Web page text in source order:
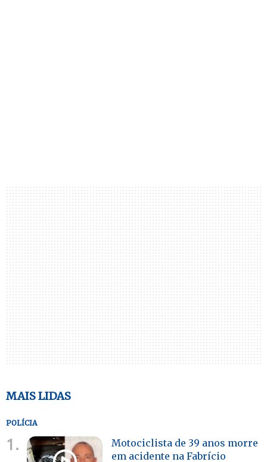
MAIS LIDAS
POLÍCIA
1.
Motociclista de 39 anos morre
em acidente na Fabrício